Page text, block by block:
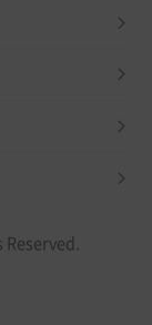
Reserved.